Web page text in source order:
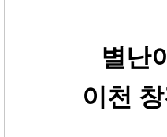
별난
이천